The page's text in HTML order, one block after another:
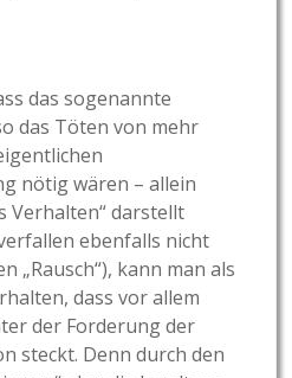
das sogenannte
das Töten von mehr
nötig wären – allein
Verhalten“ darstellt
ebenfalls nicht
„Rausch“), kann man als
dass vor allem
der Forderung der
steckt. Denn durch den